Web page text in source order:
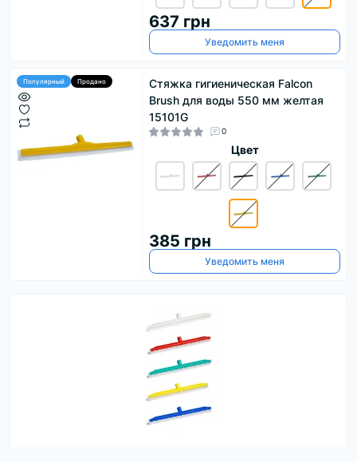
637 грн
Уведомить меня
Популярный Продано
Стяжка гигиеническая Falcon
Brush для воды 550 мм желтая
15101G
0
Цвет
385 грн
Уведомить меня